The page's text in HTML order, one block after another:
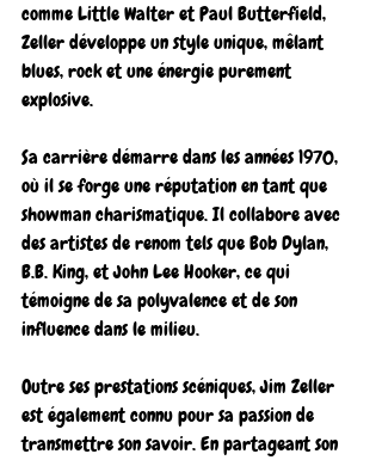
comme Little Walter et Paul Butterfield,
Zeller développe un style unique, mêlant
blues, rock et une énergie purement
explosive.
Sa carrière démarre dans les années 1970,
où il se forge une réputation en tant que
showman charismatique. Il collabore avec
des artistes de renom tels que Bob Dylan,
B.B. King, et John Lee Hooker, ce qui
témoigne de sa polyvalence et de son
influence dans le milieu.
Outre ses prestations scéniques, Jim Zeller
est également connu pour sa passion de
transmettre son savoir. En partageant son